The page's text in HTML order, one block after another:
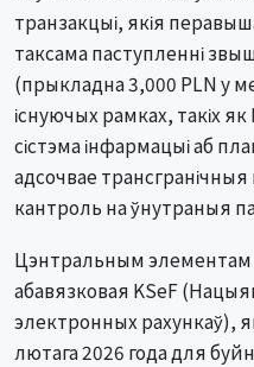
транзакцыі, якія
таксама паступленні
(прыкладна 3,000 PLN у
існуючых рамках, такіх
сістэма інфармацыі аб
адсочвае
кантроль на ўнутраныя
Цэнтральным элементам
абавязковая KSeF
электронных рахункаў),
лютага 2026 года для